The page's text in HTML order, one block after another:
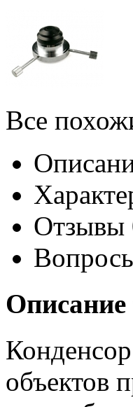
Все
Отзывы
Описание
объектов